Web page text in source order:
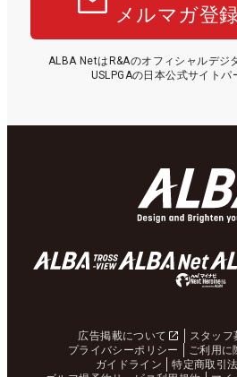
メルマガ登
ALBA NetはR&Aのオフィシャルデジ
USLPGAの日本公式サイトパ
広告掲載について スタッフ
プライバシーポリシー
ご利用に
ガイドライン
特定商取引